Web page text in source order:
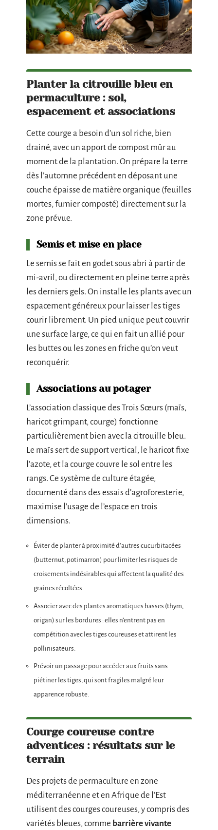
Planter la citrouille bleu en
permaculture : sol,
espacement et associations
Cette courge a besoin d’un sol riche, bien
drainé, avec un apport de compost mûr au
moment de la plantation. On prépare la terre
dès l’automne précédent en déposant une
couche épaisse de matière organique (feuilles
mortes, fumier composté) directement sur la
zone prévue.
Semis et mise en place
Le semis se fait en godet sous abri à partir de
mi-avril, ou directement en pleine terre après
les derniers gels. On installe les plants avec un
espacement généreux pour laisser les tiges
courir librement. Un pied unique peut couvrir
une surface large, ce qui en fait un allié pour
les buttes ou les zones en friche qu’on veut
reconquérir.
Associations au potager
L’association classique des Trois Sœurs (maïs,
haricot grimpant, courge) fonctionne
particulièrement bien avec la citrouille bleu.
Le maïs sert de support vertical, le haricot fixe
l’azote, et la courge couvre le sol entre les
rangs. Ce système de culture étagée,
documenté dans des essais d’agroforesterie,
maximise l’usage de l’espace en trois
dimensions.
Éviter de planter à proximité d’autres cucurbitacées
(butternut, potimarron) pour limiter les risques de
croisements indésirables qui affectent la qualité des
graines récoltées.
Associer avec des plantes aromatiques basses (thym,
origan) sur les bordures : elles n’entrent pas en
compétition avec les tiges coureuses et attirent les
pollinisateurs.
Prévoir un passage pour accéder aux fruits sans
piétiner les tiges, qui sont fragiles malgré leur
apparence robuste.
Courge coureuse contre
adventices : résultats sur le
terrain
Des projets de permaculture en zone
méditerranéenne et en Afrique de l’Est
utilisent des courges coureuses, y compris des
variétés bleues, comme barrière vivante